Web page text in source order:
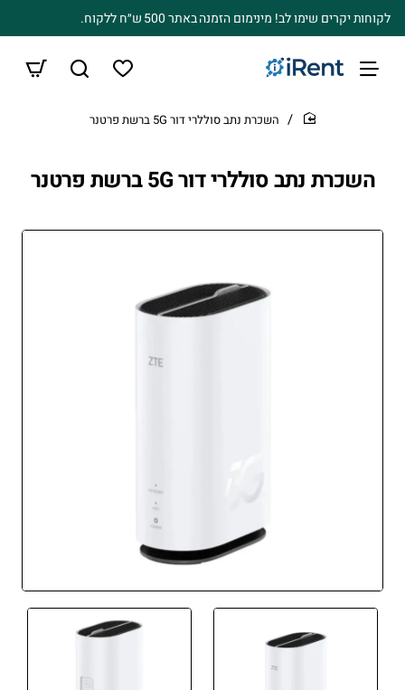
לקוחות יקרים שימו לב! מינימום הזמנה באתר 500 ש״ח ללקוח.
השכרת נתב סוללרי דור 5G ברשת פרטנר
home
השכרת נתב סוללרי דור 5G ברשת פרטנר